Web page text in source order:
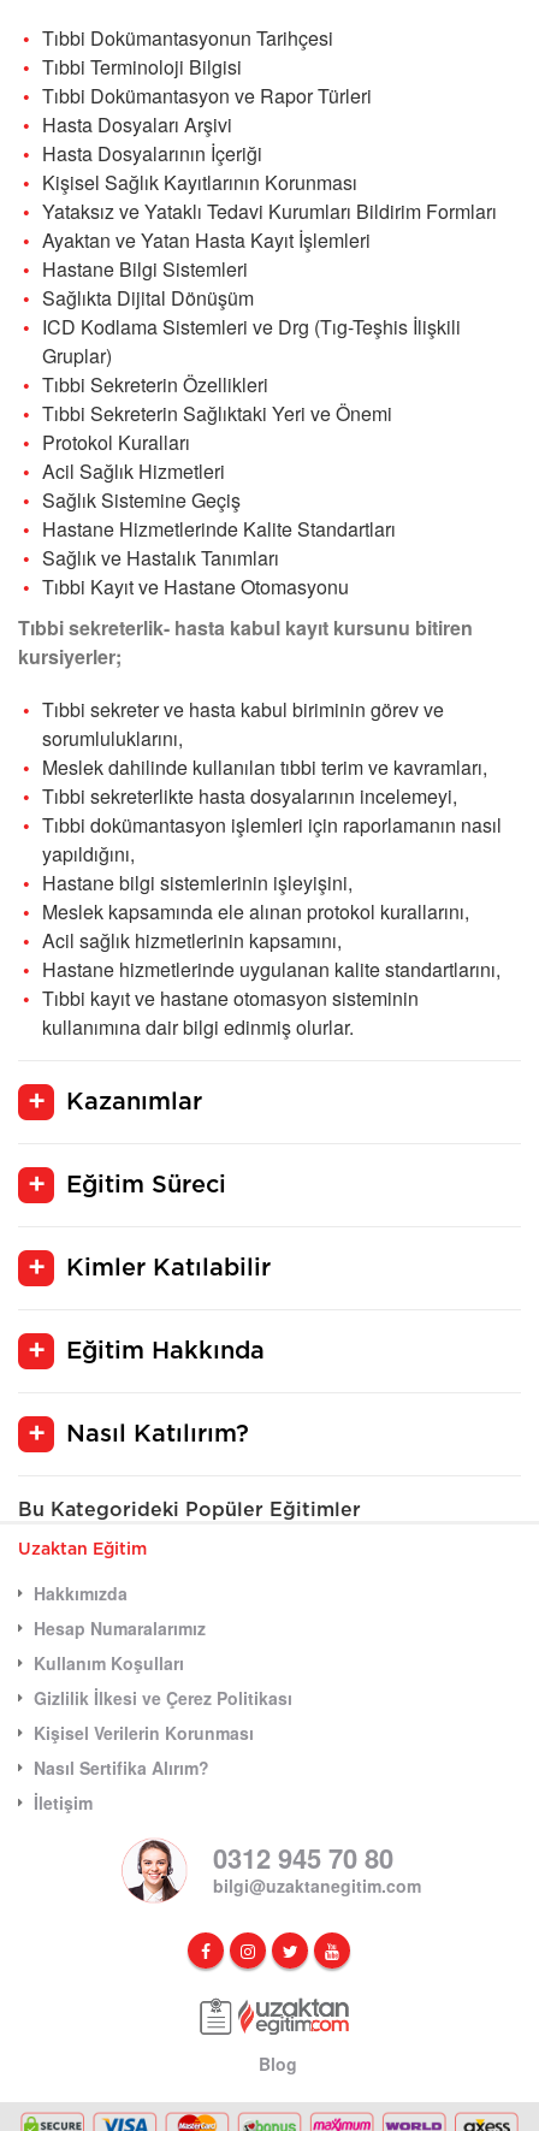
Tıbbi Dokümantasyonun Tarihçesi
Tıbbi Terminoloji Bilgisi
Tıbbi Dokümantasyon ve Rapor Türleri
Hasta Dosyaları Arşivi
Hasta Dosyalarının İçeriği
Kişisel Sağlık Kayıtlarının Korunması
Yataksız ve Yataklı Tedavi Kurumları Bildirim Formları
Ayaktan ve Yatan Hasta Kayıt İşlemleri
Hastane Bilgi Sistemleri
Sağlıkta Dijital Dönüşüm
ICD Kodlama Sistemleri ve Drg (Tıg-Teşhis İlişkili
Gruplar)
Tıbbi Sekreterin Özellikleri
Tıbbi Sekreterin Sağlıktaki Yeri ve Önemi
Protokol Kuralları
Acil Sağlık Hizmetleri
Sağlık Sistemine Geçiş
Hastane Hizmetlerinde Kalite Standartları
Sağlık ve Hastalık Tanımları
Tıbbi Kayıt ve Hastane Otomasyonu
Tıbbi sekreterlik- hasta kabul kayıt kursunu bitiren
kursiyerler;
Tıbbi sekreter ve hasta kabul biriminin görev ve
sorumluluklarını,
Meslek dahilinde kullanılan tıbbi terim ve kavramları,
Tıbbi sekreterlikte hasta dosyalarının incelemeyi,
Tıbbi dokümantasyon işlemleri için raporlamanın nasıl
yapıldığını,
Hastane bilgi sistemlerinin işleyişini,
Meslek kapsamında ele alınan protokol kurallarını,
Acil sağlık hizmetlerinin kapsamını,
Hastane hizmetlerinde uygulanan kalite standartlarını,
Tıbbi kayıt ve hastane otomasyon sisteminin
kullanımına dair bilgi edinmiş olurlar.
Kazanımlar
Eğitim Süreci
Kimler Katılabilir
Eğitim Hakkında
Nasıl Katılırım?
Bu Kategorideki Popüler Eğitimler
Uzaktan Eğitim
Hakkımızda
Hesap Numaralarımız
Kullanım Koşulları
Gizlilik İlkesi ve Çerez Politikası
Kişisel Verilerin Korunması
Nasıl Sertifika Alırım?
İletişim
0312 945 70 80
bilgi@uzaktanegitim.com
Blog